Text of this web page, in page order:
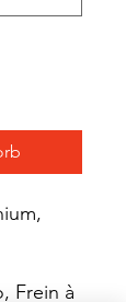
Frein à